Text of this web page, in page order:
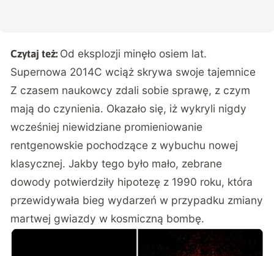
Czytaj też: Od eksplozji minęło osiem lat.
Supernowa 2014C wciąż skrywa swoje tajemnice
Z czasem naukowcy zdali sobie sprawę, z czym
mają do czynienia. Okazało się, iż wykryli nigdy
wcześniej niewidziane promieniowanie
rentgenowskie pochodzące z wybuchu nowej
klasycznej. Jakby tego było mało, zebrane
dowody potwierdziły hipotezę z 1990 roku, która
przewidywała bieg wydarzeń w przypadku zmiany
martwej gwiazdy w kosmiczną bombę.